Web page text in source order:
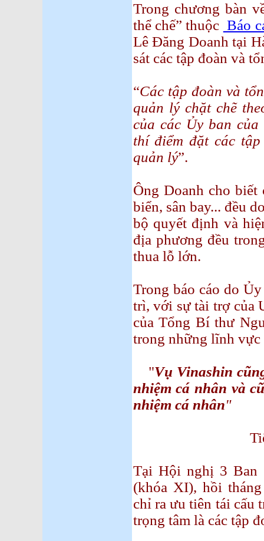
Trong chương bàn
thể chế” thuộc Báo
Lê Đăng Doanh tại
sát các tập đoàn và
“Các tập đoàn và
quản lý chặt chẽ
của các Ủy ban của
thí điểm đặt các
quản lý”.
Ông Doanh cho
biển, sân bay... đều
bộ quyết định và
địa phương đều
thua lỗ lớn.
Trong báo cáo do
trì, với sự tài trợ của
của Tổng Bí thư
trong những lĩnh vực
"Vụ Vinashin
nhiệm cá nhân và
nhiệm cá nhân"
Tiến sỹ Lê
Tại Hội nghị 3 Ban
(khóa XI), hồi
chỉ ra ưu tiên tái cấu
trọng tâm là các tập